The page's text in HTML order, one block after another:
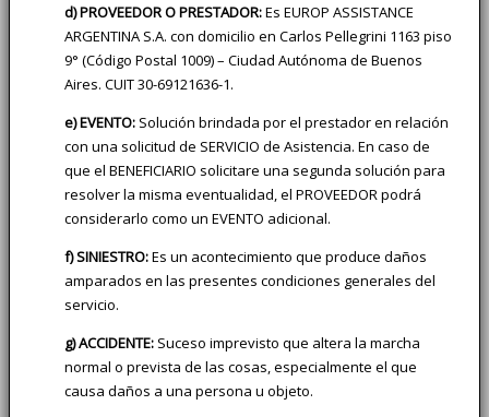
d) PROVEEDOR O PRESTADOR:Es EUROP ASSISTANCE
ARGENTINA S.A. con domicilio en Carlos Pellegrini 1163 piso
9° (Código Postal 1009) – Ciudad Autónoma de Buenos
Aires. CUIT 30-69121636-1.
e) EVENTO: Solución brindada por el prestador en relación
con una solicitud de SERVICIO de Asistencia. En caso de
que el BENEFICIARIO solicitare una segunda solución para
resolver la misma eventualidad, el PROVEEDOR podrá
considerarlo como un EVENTO adicional.
f) SINIESTRO:Es un acontecimiento que produce daños
amparados en las presentes condiciones generales del
servicio.
g) ACCIDENTE: Suceso imprevisto que altera la marcha
normal o prevista de las cosas, especialmente el que
causa daños a una persona u objeto.